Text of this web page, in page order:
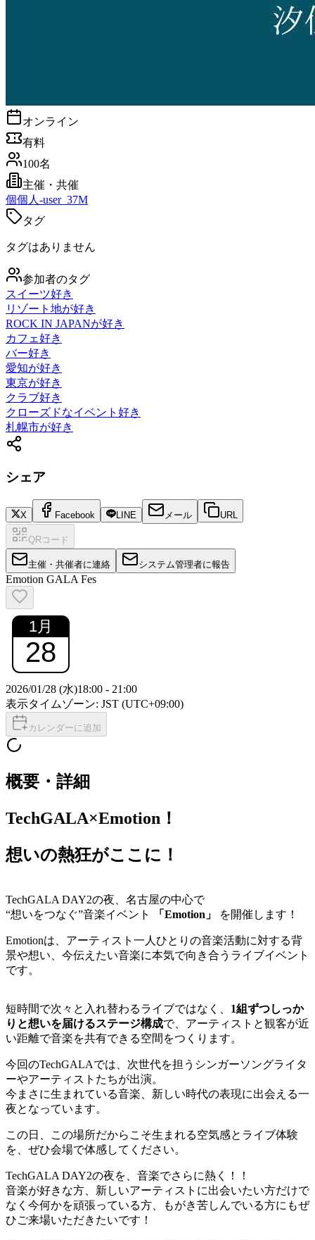
オンライン
有料
100名
主催・共催
個個人-user_37M
タグ
タグはありません
参加者のタグ
スイーツ好き
リゾート地が好き
ROCK IN JAPANが好き
カフェ好き
バー好き
愛知が好き
東京が好き
クラブ好き
クローズドなイベント好き
札幌市が好き
シェア
X Facebook LINE メール URL
QRコード
主催・共催者に連絡 システム管理者に報告
Emotion GALA Fes
1月
28
2026/01/28 (水)18:00 - 21:00
表示タイムゾーン: JST (UTC+09:00)
カレンダーに追加
概要・詳細
TechGALA×Emotion！
想いの熱狂がここに！
TechGALA DAY2の夜、名古屋の中心で
“想いをつなぐ”音楽イベント
「Emotion」 を開催します！
Emotionは、アーティスト一人ひとりの音楽活動に対する背
景や想い、今伝えたい音楽に本気で向き合うライブイベント
です。
短時間で次々と入れ替わるライブではなく、 1組ずつしっか
りと想いを届けるステージ構成で、アーティストと観客が近
い距離で音楽を共有できる空間をつくります。
今回のTechGALAでは、次世代を担うシンガーソングライタ
ーやアーティストたちが出演。
今まさに生まれている音楽、新しい時代の表現に出会える一
夜となっています。
この日、この場所だからこそ生まれる空気感とライブ体験
を、ぜひ会場で体感してください。
TechGALA DAY2の夜を、音楽でさらに熱く！！
音楽が好きな方、新しいアーティストに出会いたい方だけで
なく今何かを頑張っている方、もがき苦しんでいる方にもぜ
ひご来場いただきたいです！